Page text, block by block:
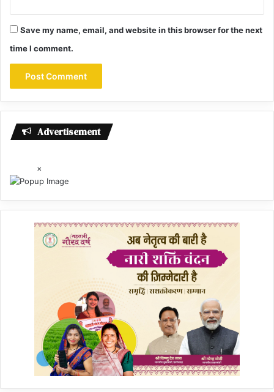
Save my name, email, and website in this browser for the next
time I comment.
Advertisement
×